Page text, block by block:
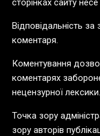
і
к
сторінках сайту
Відповідальність за
коментаря.
Коментування
коментарях
нецензурної лексики.
Точка зору
зору авторів